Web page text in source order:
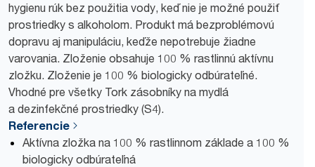
hygienu rúk bez použitia vody, keď nie je možné použiť
prostriedky s alkoholom. Produkt má bezproblémovú
dopravu aj manipuláciu, keďže nepotrebuje žiadne
varovania. Zloženie obsahuje 100 % rastlinnú aktívnu
zložku. Zloženie je 100 % biologicky odbúrateľné.
Vhodné pre všetky Tork zásobníky na mydlá
a dezinfekčné prostriedky (S4).
Referencie
Aktívna zložka na 100 % rastlinnom základe a 100 %
biologicky odbúrateľná